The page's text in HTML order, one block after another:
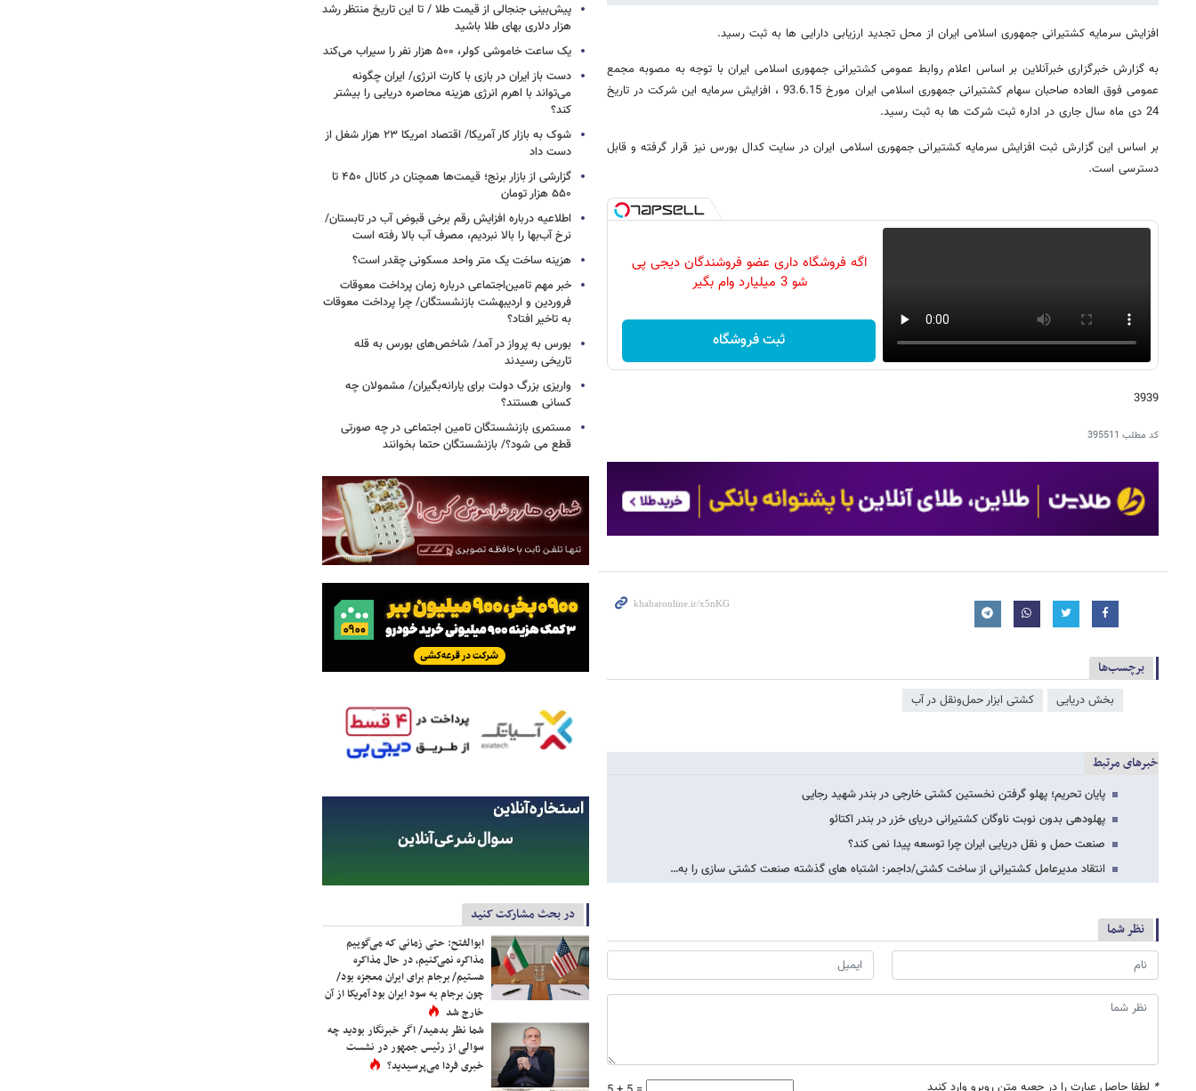
افزایش سرمایه کشتیرانی جمهوری اسلامی ایران از محل تجدید ارزیابی دارایی ها به ثبت رسید.
به گزارش خبرگزاری خبرآنلاین بر اساس اعلام روابط عمومی کشتیرانی جمهوری اسلامی ایران با توجه به مصوبه مجمع
عمومی فوق العاده صاحبان سهام کشتیرانی جمهوری اسلامی ایران مورخ 93.6.15 ، افزایش سرمایه این شرکت در تاریخ
24 دی ماه سال جاری در اداره ثبت شرکت ها به ثبت رسید.
بر اساس این گزارش ثبت افزایش سرمایه کشتیرانی جمهوری اسلامی ایران در سایت کدال بورس نیز قرار گرفته و قابل
دسترسی است.
اگه فروشگاه داری عضو فروشندگان دیجی پی
شو 3 میلیارد وام بگیر
ثبت فروشگاه
3939
کد مطلب 395511
برچسب‌ها
بخش دریایی کشتی ابزار حمل‌ونقل در آب
خبرهای مرتبط
پایان تحریم؛ پهلو گرفتن نخستین کشتی خارجی در بندر شهید رجایی
پهلودهی بدون نوبت ناوگان کشتیرانی دریای خزر در بندر اکتائو
صنعت حمل و نقل دریایی ایران چرا توسعه پیدا نمی کند؟
انتقاد مدیرعامل کشتیرانی از ساخت کشتی/داجمر: اشتباه های گذشته صنعت کشتی سازی را به…
نظر شما
پیش‌بینی جنجالی از قیمت طلا / تا این تاریخ منتظر رشد
هزار دلاری بهای طلا باشید
یک ساعت خاموشی کولر، ۵۰۰ هزار نفر را سیراب می‌کند
دست باز ایران در بازی با کارت انرژی/ ایران چگونه
می‌تواند با اهرم انرژی‌ هزینه محاصره دریایی را بیشتر
کند؟
شوک به بازار کار آمریکا/ اقتصاد امریکا ۲۳ هزار شغل از
دست داد
گزارشی از بازار برنج؛ قیمت‌ها همچنان در کانال ۴۵۰ تا
۵۵۰ هزار تومان
اطلاعیه درباره افزایش رقم برخی قبوض آب در تابستان/
نرخ آب‌بها را بالا نبردیم، مصرف آب بالا رفته است
هزینه ساخت یک متر واحد مسکونی چقدر است؟
خبر مهم تامین‌اجتماعی درباره زمان پرداخت معوقات
فروردین و اردیبهشت بازنشستگان/ چرا پرداخت معوقات
به تاخیر افتاد؟
بورس به پرواز در آمد/ شاخص‌های بورس به قله
تاریخی رسیدند
واریزی بزرگ دولت برای یارانه‌بگیران/ مشمولان چه
کسانی هستند؟
مستمری بازنشستگان تامین اجتماعی در چه صورتی
قطع می شود؟/ بازنشستگان حتما بخوانند
در بحث مشارکت کنید
ابوالفتح: حتی زمانی که می‌گوییم
مذاکره نمی‌کنیم، در حال مذاکره
هستیم/ برجام برای ایران معجزه بود/
چون برجام به سود ایران بود آمریکا از آن
خارج شد
شما نظر بدهید/ اگر خبرنگار بودید چه
سوالی از رئیس جمهور در نشست
خبری فردا می‌پرسیدید؟